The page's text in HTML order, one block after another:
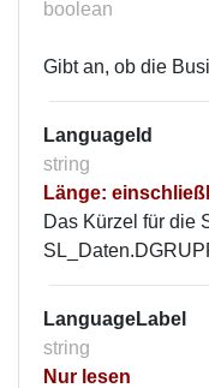
boolean
Gibt an, ob die
LanguageId
string
Länge:
Das Kürzel für die
LanguageLabel
string
Nur lesen